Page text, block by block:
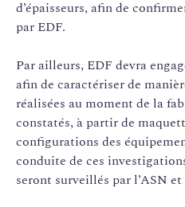
d’épaisseurs, afin de
par EDF.
Par ailleurs, EDF devra
afin de caractériser de
réalisées au moment de la
constatés, à partir de
configurations des
conduite de ces
seront surveillés par l’ASN